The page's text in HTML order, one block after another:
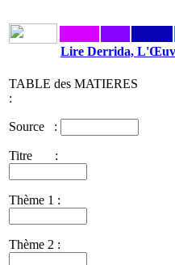
Lire Derrida,
TABLE des MATIERES
:
Source :
Titre :
Thème 1 :
Thème 2 :